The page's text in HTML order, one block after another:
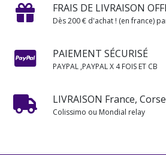
FRAIS DE LIVRAISON
Dès 200 € d'achat ! (en france)
PAIEMENT SÉCURISÉ
PAYPAL ,PAYPAL X 4 FOIS ET CB
LIVRAISON France,
Colissimo ou Mondial relay